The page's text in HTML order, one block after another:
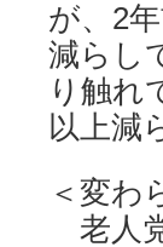
が、2
減らし
り触れ
以上減
＜変わ
老人